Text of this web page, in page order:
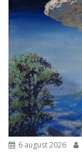
6 august 2026